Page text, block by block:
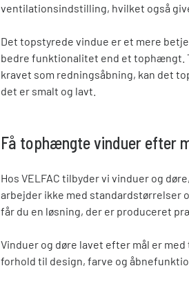
ventilationsindstilling, hvilket også
Det topstyrede vindue er et mere
bedre funktionalitet end et tophængt.
kravet som redningsåbning, kan det
det er smalt og lavt.
Få tophængte vinduer efter
Hos VELFAC tilbyder vi vinduer og
arbejder ikke med standardstørrelser
får du en løsning, der er produceret
Vinduer og døre lavet efter mål er
forhold til design, farve og